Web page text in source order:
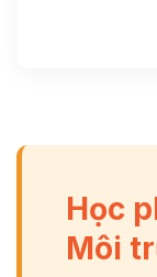
Học
Môi